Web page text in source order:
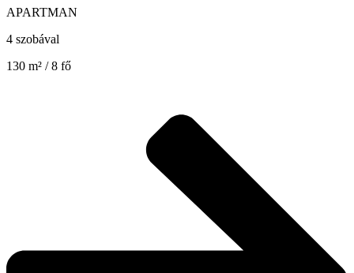
APARTMAN
4 szobával
130 m² / 8 fő